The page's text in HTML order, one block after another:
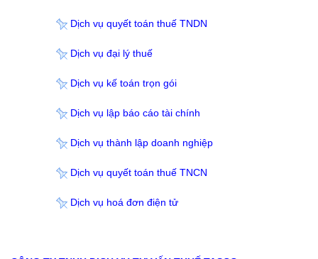
Dịch vụ quyết toán thuế TNDN
Dịch vụ đại lý thuế
Dịch vụ kế toán trọn gói
Dịch vụ lập báo cáo tài chính
Dịch vụ thành lập doanh nghiệp
Dịch vụ quyết toán thuế TNCN
Dịch vụ hoá đơn điện tử